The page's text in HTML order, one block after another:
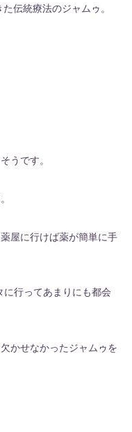
伝統療法のジャムゥ。
うです。
屋に行けば薬が簡単に手
行ってあまりにも都会
かせなかったジャムゥを